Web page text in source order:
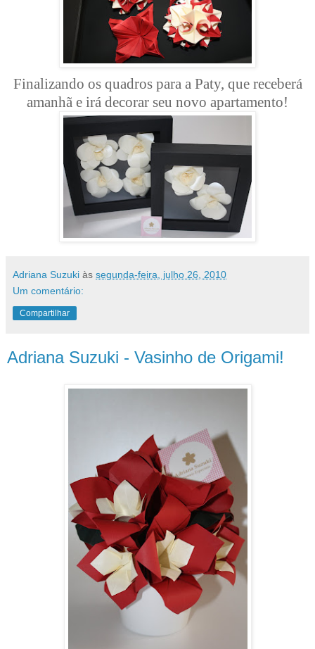
Finalizando os quadros para a Paty, que receberá
amanhã e irá decorar seu novo apartamento!
Adriana Suzuki às segunda-feira, julho 26, 2010
Um comentário:
Compartilhar
Adriana Suzuki - Vasinho de Origami!